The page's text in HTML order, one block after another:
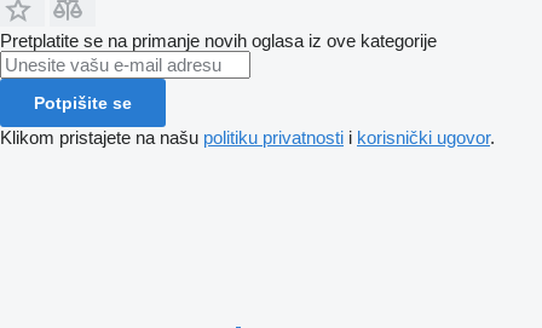
Pretplatite se na primanje novih oglasa iz ove kategorije
Potpišite se
Klikom pristajete na našu politiku privatnosti i korisnički ugovor.